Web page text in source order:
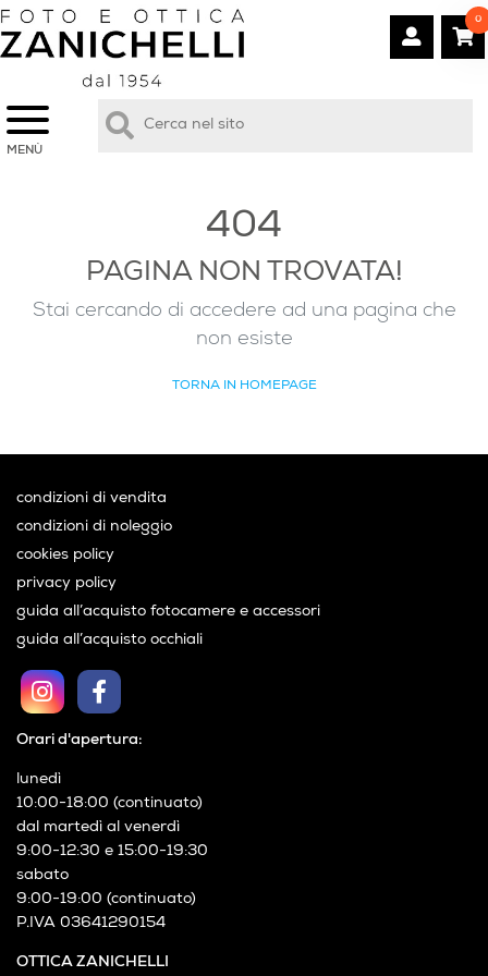
MENÙ
0
404
PAGINA NON TROVATA!
Stai cercando di accedere ad una pagina che
non esiste
TORNA IN HOMEPAGE
OTTICA ZANICHELLI
Orari d'apertura:
lunedì
10:00-18:00 (continuato)
dal martedì al venerdì
9:00-12:30 e 15:00-19:30
sabato
9:00-19:00 (continuato)
P.IVA 03641290154
condizioni di vendita
condizioni di noleggio
cookies policy
privacy policy
guida all’acquisto fotocamere e accessori
guida all’acquisto occhiali